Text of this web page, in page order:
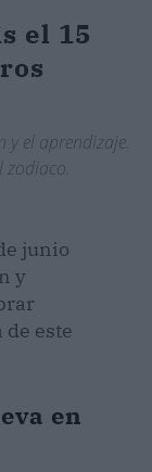
el 15
y el aprendizaje.
zodiaco.
junio
y
este
en